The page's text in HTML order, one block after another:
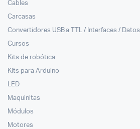
Cables
Carcasas
Convertidores USB a TTL / Interfaces / Datos
Cursos
Kits de robótica
Kits para Arduino
LED
Maquinitas
Módulos
Motores